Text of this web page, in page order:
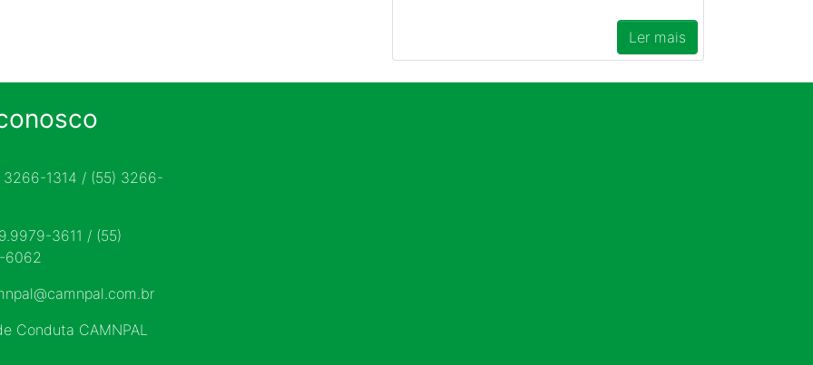
Ler mais
3266-1314 / (55) 3266-
3611 / (55)
6062
Conduta CAMNPAL